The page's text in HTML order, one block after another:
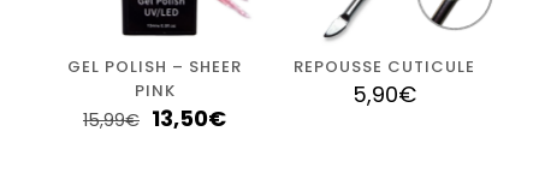
GEL POLISH – SHEER
PINK
15,99€ 13,50€
REPOUSSE CUTICULE
5,90€